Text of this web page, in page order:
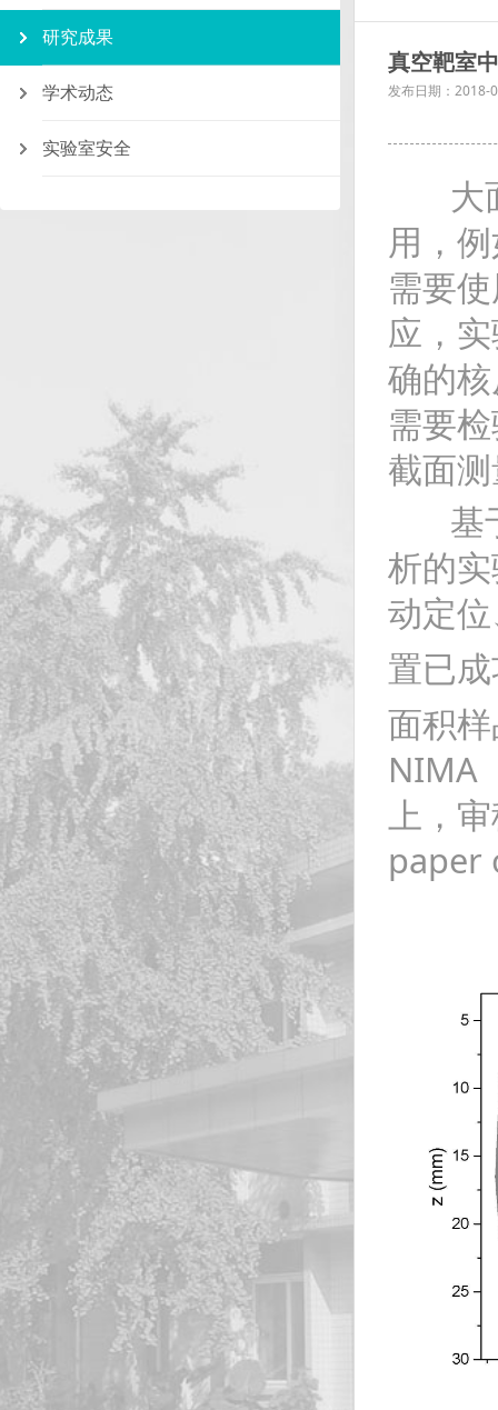
研究成果
学术动态
实验室安全
真空靶室
发布日期： 2018-
大面
用，
需要
应，
确的
需要
截面
基于
析的
动定
置已
面积
NIMA
上，
paper